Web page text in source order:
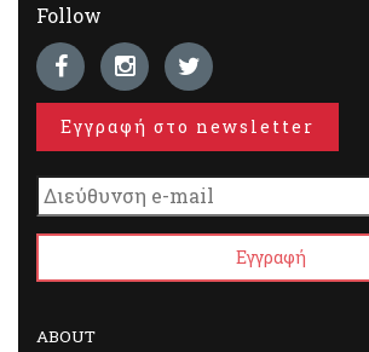
Follow
Εγγραφή στο newsletter
ABOUT